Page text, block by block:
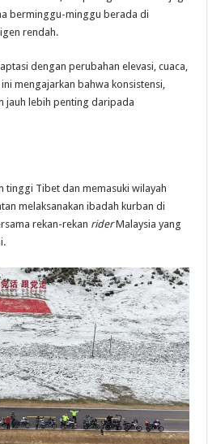
berminggu-minggu berada di
rendah.
dengan perubahan elevasi, cuaca,
mengajarkan bahwa konsistensi,
jauh lebih penting daripada
tinggi Tibet dan memasuki wilayah
melaksanakan ibadah kurban di
rekan-rekan riderMalaysia yang